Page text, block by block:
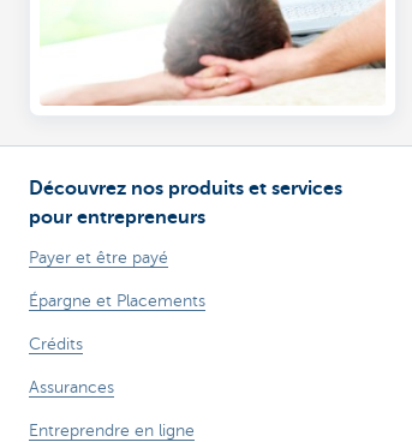
Découvrez nos produits et services
pour entrepreneurs
Payer et être payé
Épargne et Placements
Crédits
Assurances
Entreprendre en ligne